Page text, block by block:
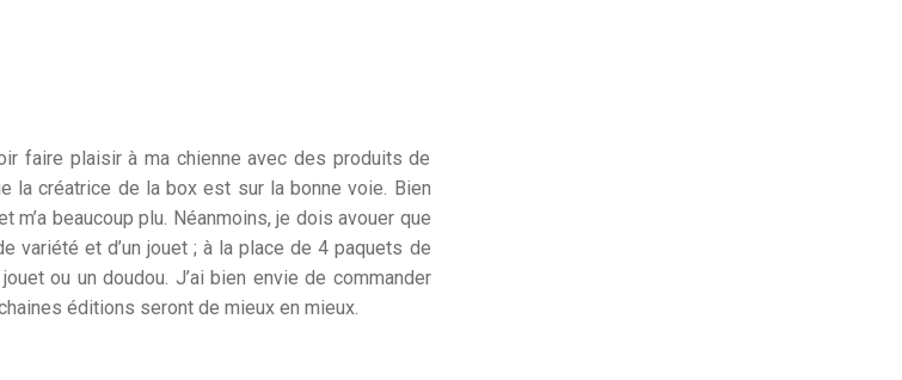
faire plaisir à ma chienne avec des produits de
la créatrice de la box est sur la bonne voie. Bien
m’a beaucoup plu. Néanmoins, je dois avouer que
variété et d’un jouet ; à la place de 4 paquets de
ou un doudou. J’ai bien envie de commander
éditions seront de mieux en mieux.